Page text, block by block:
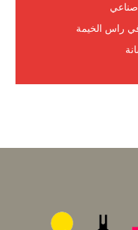
راس الخيمة